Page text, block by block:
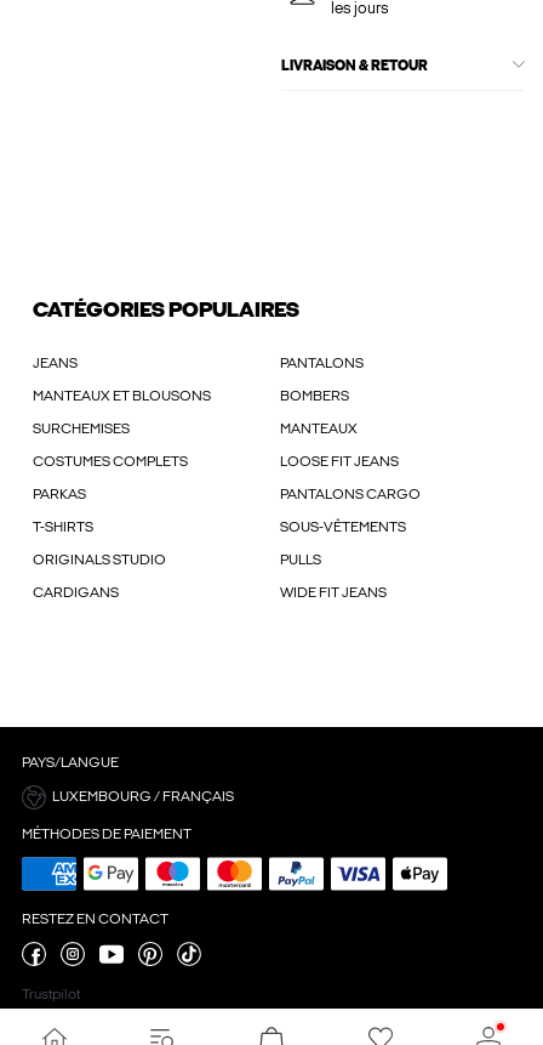
les jours
LIVRAISON & RETOUR
CATÉGORIES POPULAIRES
JEANS PANTALONS
MANTEAUX ET BLOUSONS BOMBERS
SURCHEMISES MANTEAUX
COSTUMES COMPLETS LOOSE FIT JEANS
PARKAS PANTALONS CARGO
T-SHIRTS SOUS-VÊTEMENTS
ORIGINALS STUDIO PULLS
CARDIGANS WIDE FIT JEANS
PAYS/LANGUE
LUXEMBOURG / FRANÇAIS
MÉTHODES DE PAIEMENT
RESTEZ EN CONTACT
Trustpilot